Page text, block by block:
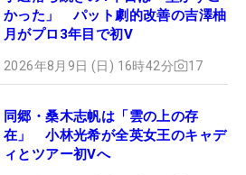
かった」 パット劇的改善の吉澤柚
月がプロ3年目で初V
2026年8月9日 (日) 16時42分 17
同郷・桑木志帆は「雲の上の存
在」 小林光希が全英女王のキャデ
ィとツアー初Vへ